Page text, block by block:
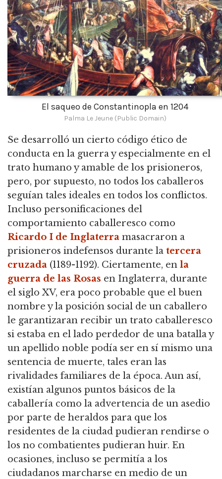
El saqueo de Constantinopla en 1204
Palma Le Jeune (Public Domain)
Se desarrolló un cierto código ético de
conducta en la guerra y especialmente en el
trato humano y amable de los prisioneros,
pero, por supuesto, no todos los caballeros
seguían tales ideales en todos los conflictos.
Incluso personificaciones del
comportamiento caballeresco como
Ricardo I de Inglaterra masacraron a
prisioneros indefensos durante la tercera
cruzada (1189-1192). Ciertamente, en la
guerra de las Rosas en Inglaterra, durante
el siglo XV, era poco probable que el buen
nombre y la posición social de un caballero
le garantizaran recibir un trato caballeresco
si estaba en el lado perdedor de una batalla y
un apellido noble podía ser en sí mismo una
sentencia de muerte, tales eran las
rivalidades familiares de la época. Aun así,
existían algunos puntos básicos de la
caballería como la advertencia de un asedio
por parte de heraldos para que los
residentes de la ciudad pudieran rendirse o
los no combatientes pudieran huir. En
ocasiones, incluso se permitía a los
ciudadanos marcharse en medio de un